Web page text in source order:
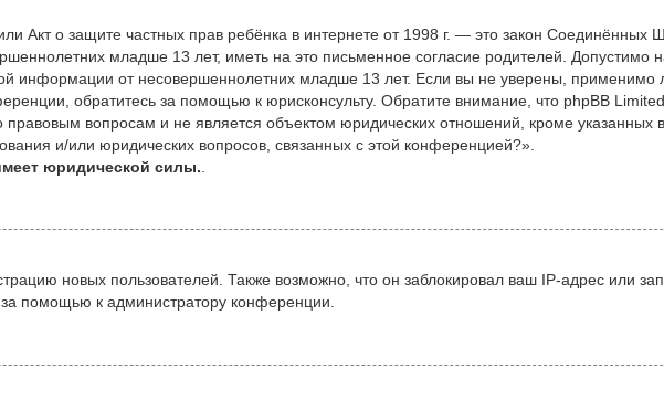
Акт о защите частных прав ребёнка в интернете от 1998 г. — это закон Соединённых
младше 13 лет, иметь на это письменное согласие родителей. Допустимо
информации от несовершеннолетних младше 13 лет. Если вы не уверены, применимо
обратитесь за помощью к юрисконсульту. Обратите внимание, что phpBB
вопросам и не является объектом юридических отношений, кроме указанных
и/или юридических вопросов, связанных с этой конференцией?».
юридической силы.
новых пользователей. Также возможно, что он заблокировал ваш IP-адрес или
за помощью к администратору конференции.